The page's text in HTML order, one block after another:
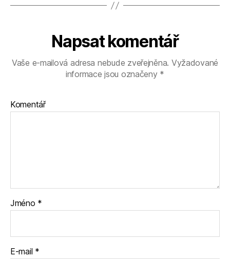
Napsat komentář
Vaše e-mailová adresa nebude zveřejněna. Vyžadované
informace jsou označeny *
Komentář
Jméno *
E-mail *